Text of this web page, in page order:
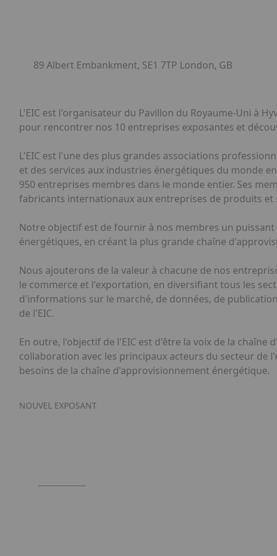
89 Albert Embankment, SE1 7TP London, GB
L'EIC est l'organisateur du Pavillon du Royaume-Uni à
pour rencontrer nos 10 entreprises exposantes et
L'EIC est l'une des plus grandes associations
et des services aux industries énergétiques du monde
950 entreprises membres dans le monde entier. Ses
fabricants internationaux aux entreprises de produits et
Notre objectif est de fournir à nos membres un
énergétiques, en créant la plus grande chaîne
Nous ajouterons de la valeur à chacune de nos
le commerce et l'exportation, en diversifiant tous les
d'informations sur le marché, de données, de
de l'EIC.
En outre, l'objectif de l'EIC est d'être la voix de la
collaboration avec les principaux acteurs du secteur
besoins de la chaîne d'approvisionnement énergétique.
NOUVEL EXPOSANT